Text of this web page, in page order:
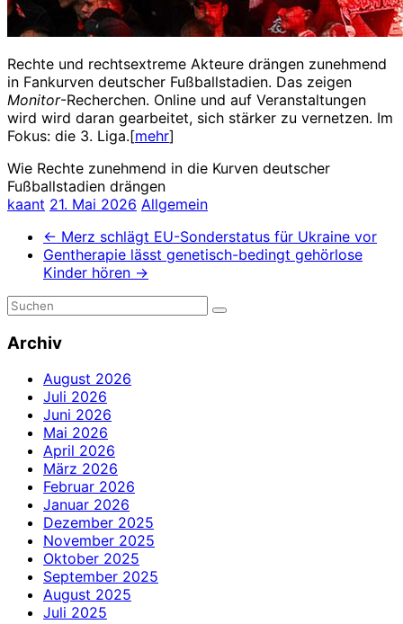
Rechte und rechtsextreme Akteure drängen zunehmend
in Fankurven deutscher Fußballstadien. Das zeigen
Monitor-Recherchen. Online und auf Veranstaltungen
wird wird daran gearbeitet, sich stärker zu vernetzen. Im
Fokus: die 3. Liga.[mehr]
Wie Rechte zunehmend in die Kurven deutscher
Fußballstadien drängen
kaant 21. Mai 2026 Allgemein
← Merz schlägt EU-Sonderstatus für Ukraine vor
Gentherapie lässt genetisch-bedingt gehörlose
Kinder hören →
Archiv
August 2026
Juli 2026
Juni 2026
Mai 2026
April 2026
März 2026
Februar 2026
Januar 2026
Dezember 2025
November 2025
Oktober 2025
September 2025
August 2025
Juli 2025